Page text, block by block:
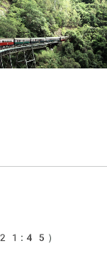
21:45）